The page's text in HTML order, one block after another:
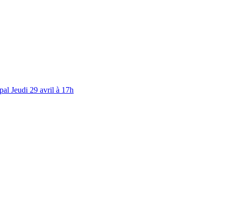
Jeudi 29 avril à 17h